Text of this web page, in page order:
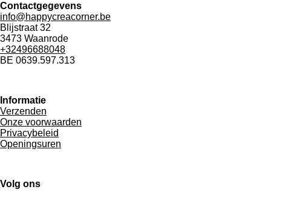
Contactgegevens
info@happycreacorner.be
Blijstraat 32
3473 Waanrode
+32496688048
BE 0639.597.313
Informatie
Verzenden
Onze voorwaarden
Privacybeleid
Openingsuren
Volg ons